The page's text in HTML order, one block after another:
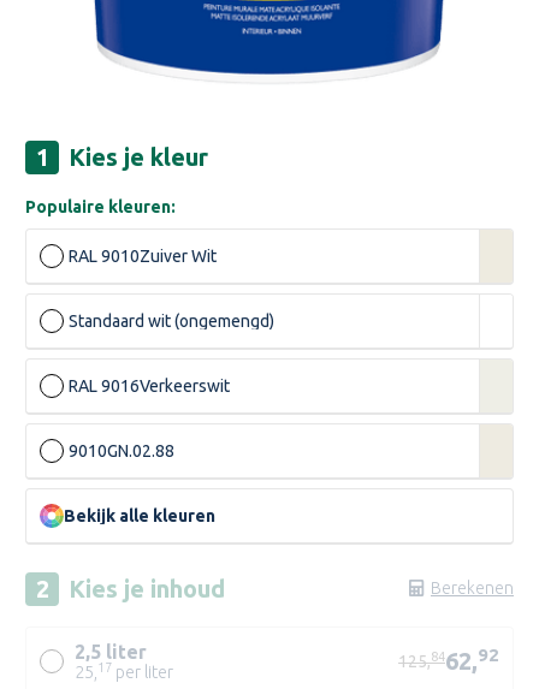
Kies je kleur
Populaire kleuren:
RAL 9010Zuiver Wit
Standaard wit (ongemengd)
RAL 9016Verkeerswit
9010GN.02.88
Bekijk alle kleuren
Kies je inhoud Berekenen
2,5 liter
25, 17 per liter
125,8462,92